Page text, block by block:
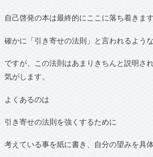
自己啓発の本は最終的にここに落ち着きます
確かに「引き寄せの法則」と言われるよう
ですが、この法則はあまりきちんと説明さ
気がします。
よくあるのは
引き寄せの法則を強くするために
考えている事を紙に書き、自分の望みを具